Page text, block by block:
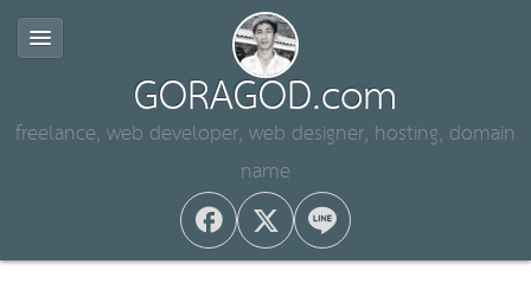
GORAGOD.com
freelance, web developer, web designer, hosting, domain
name